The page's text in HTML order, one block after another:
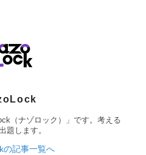
（ナゾロック）」です。考える
題します。
の記事一覧へ